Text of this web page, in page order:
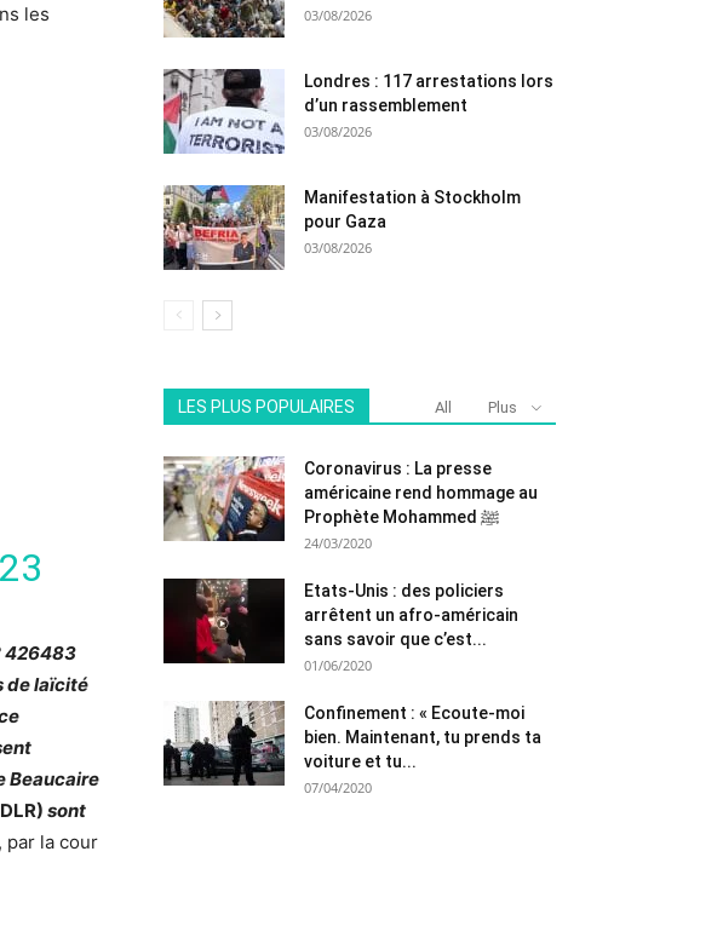
les
426483
de laïcité
Beaucaire
sont
par la cour
03/08/2026
Londres : 117 arrestations lors
d’un rassemblement
03/08/2026
Manifestation à Stockholm
pour Gaza
03/08/2026
LES PLUS POPULAIRES All Plus
Coronavirus : La presse
américaine rend hommage au
Prophète Mohammed ﷺ
24/03/2020
Etats-Unis : des policiers
arrêtent un afro-américain
sans savoir que c’est...
01/06/2020
Confinement : « Ecoute-moi
bien. Maintenant, tu prends ta
voiture et tu...
07/04/2020